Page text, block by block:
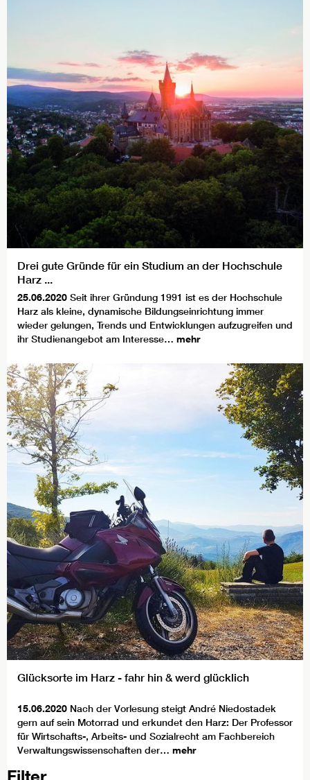
Drei gute Gründe für ein Studium an der Hochschule
Harz ...
25.06.2020 Seit ihrer Gründung 1991 ist es der Hochschule
Harz als kleine, dynamische Bildungseinrichtung immer
wieder gelungen, Trends und Entwicklungen aufzugreifen und
ihr Studienangebot am Interesse… mehr
Glücksorte im Harz - fahr hin & werd glücklich
15.06.2020 Nach der Vorlesung steigt André Niedostadek
gern auf sein Motorrad und erkundet den Harz: Der Professor
für Wirtschafts-, Arbeits- und Sozialrecht am Fachbereich
Verwaltungswissenschaften der… mehr
Filter